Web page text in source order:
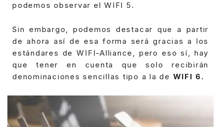
podemos observar el WIFI 5.
Sin embargo, podemos destacar que a partir
de ahora así de esa forma será gracias a los
estándares de WIFI-Alliance, pero eso sí, hay
que tener en cuenta que solo recibirán
denominaciones sencillas tipo a la de WIFI 6.